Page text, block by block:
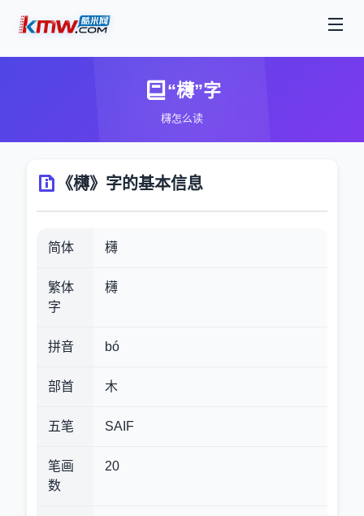
“欂”字
欂怎么读
《欂》字的基本信息
简体 欂
繁体
字
欂
拼音 bó
部首 木
五笔 SAIF
笔画
数
20